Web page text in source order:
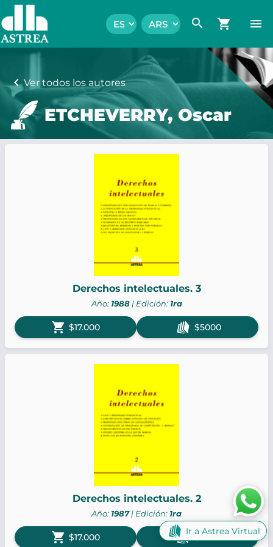
search shopping_cart menu
chevron_leftVer todos los autores
ETCHEVERRY, Oscar
Derechos intelectuales. 3
Año: 1988| Edición: 1ra
shopping_cart $17.000 $5000
Derechos intelectuales. 2
Año: 1987| Edición: 1ra
shopping_cart $17.000 $5000
Ir a Astrea Virtual